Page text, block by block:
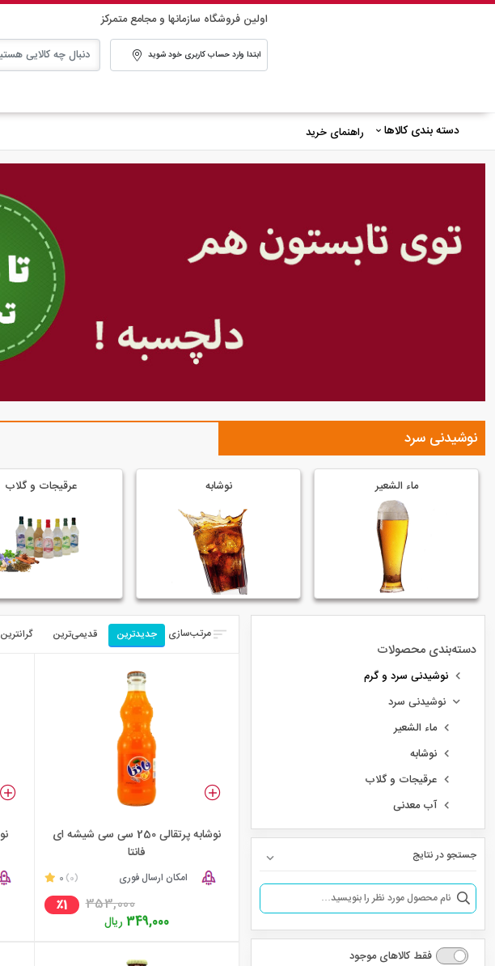
اولین فروشگاه سازمانها و مجامع متمرکز
ابتدا وارد حساب کاربری خود شوید
دسته بندی کالاها راهنمای خرید
نوشیدنی سرد
ماء الشعیر نوشابه عرقیجات و گلاب
دسته‌بندی محصولات
نوشیدنی سرد و گرم
نوشیدنی سرد
ماء الشعیر
نوشابه
عرقیجات و گلاب
آب معدنی
جستجو در نتایج
فقط کالاهای موجود
مرتب‌سازی جدیدترین قدیمی‌ترین گرانترین
نوشابه پرتقالی 250 سی سی شیشه ای
فانتا
امکان ارسال فوری 0 (0)
353,000 ٪1
349,000ریال